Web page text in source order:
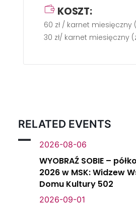
KOSZT:
60 zł / karnet miesięczny
30 zł/ karnet miesięczny
RELATED EVENTS
2026-08-06
WYOBRAŹ SOBIE –
2026 w MSK: Widzew
Domu Kultury 502
2026-09-01